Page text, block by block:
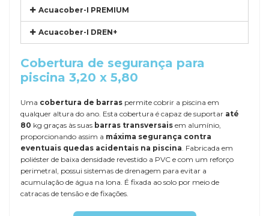
Acuacober-I PREMIUM
Acuacober-I DREN+
Cobertura de segurança para
piscina 3,20 x 5,80
Uma cobertura de barras permite cobrir a piscina em
qualquer altura do ano. Esta cobertura é capaz de suportar até
80 kg graças às suas barras transversais em alumínio,
proporcionando assim a máxima segurança contra
eventuais quedas acidentais na piscina. Fabricada em
poliéster de baixa densidade revestido a PVC e com um reforço
perimetral, possui sistemas de drenagem para evitar a
acumulação de água na lona. É fixada ao solo por meio de
catracas de tensão e de fixações.